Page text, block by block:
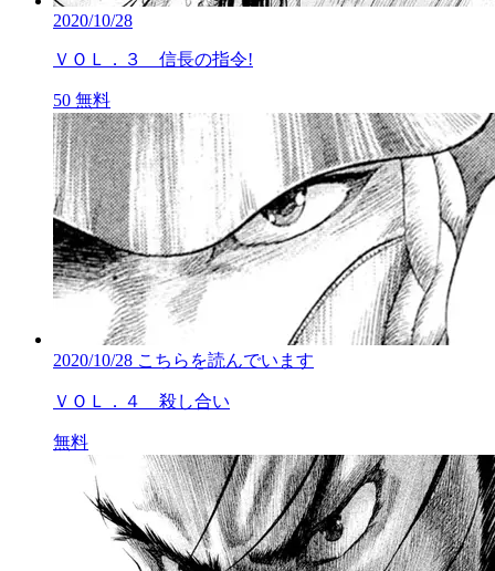
2020/10/28
ＶＯＬ．３ 信長の指令!
50 無料
2020/10/28 こちらを読んでいます
ＶＯＬ．４ 殺し合い
無料